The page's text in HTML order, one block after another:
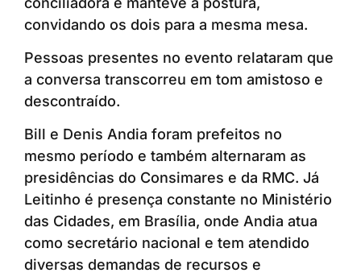
convidando os dois para a mesma mesa.
Pessoas presentes no evento relataram que
a conversa transcorreu em tom amistoso e
descontraído.
Bill e Denis Andia foram prefeitos no
mesmo período e também alternaram as
presidências do Consimares e da RMC. Já
Leitinho é presença constante no Ministério
das Cidades, em Brasília, onde Andia atua
como secretário nacional e tem atendido
diversas demandas de recursos e